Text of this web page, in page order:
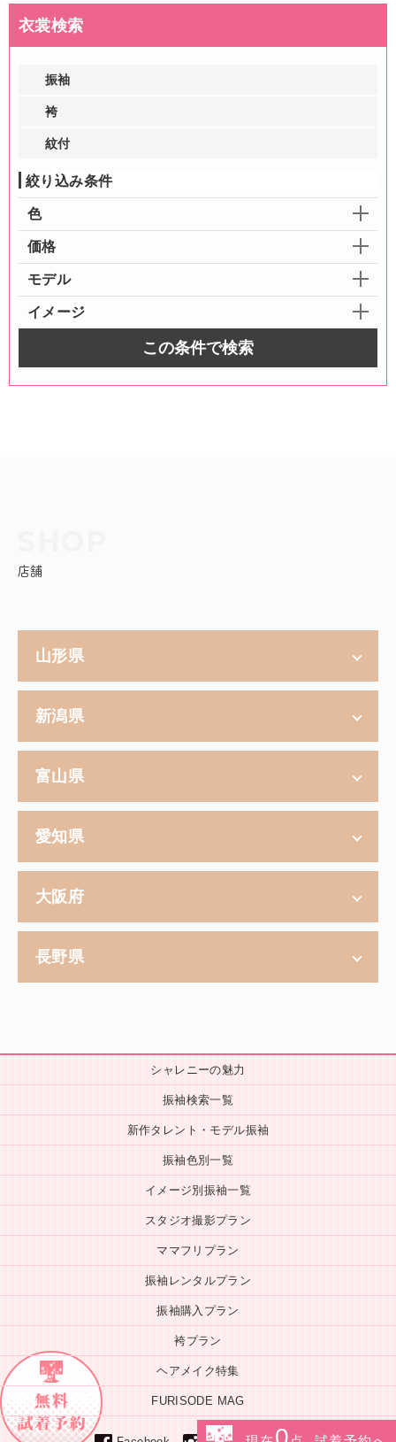
衣裳検索
振袖
袴
紋付
絞り込み条件
色
価格
モデル
イメージ
この条件で検索
店舗
山形県
新潟県
富山県
愛知県
大阪府
長野県
シャレニーの魅力
振袖検索一覧
新作タレント・モデル振袖
振袖色別一覧
イメージ別振袖一覧
スタジオ撮影プラン
ママフリプラン
振袖レンタルプラン
振袖購入プラン
袴プラン
ヘアメイク特集
FURISODE MAG